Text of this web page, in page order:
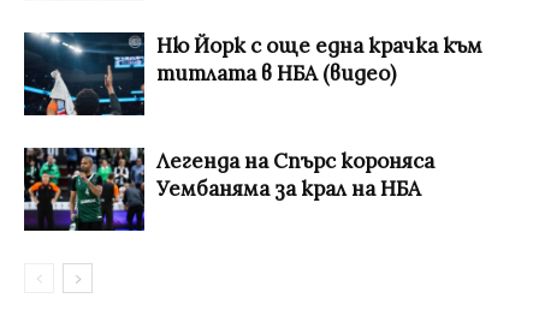
Ню Йорк с още една крачка към
титлата в НБА (видео)
Легенда на Спърс короняса
Уембаняма за крал на НБА